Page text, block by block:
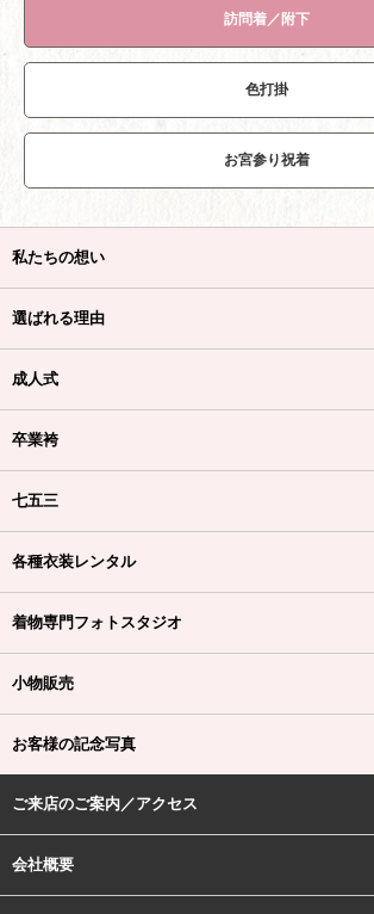
最後1つだけ、、データのみ購入と言うプ
が残念でした(TT)
スタッフのみなさんがとても親切でした。
たくさんの振袖を試すことができたのでよ
迷った時は適切なアドバイスをくれたので
訪問着／附下
色打掛
お宮参り祝着
私たちの想い
選ばれる理由
成人式
卒業袴
七五三
各種衣装レンタル
着物専門フォトスタジオ
小物販売
お客様の記念写真
ご来店のご案内／アクセス
会社概要